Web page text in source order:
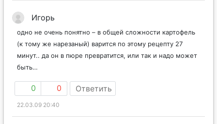
Игорь
одно не очень понятно – в общей сложности картофель
(к тому же нарезаный) варится по этому рецепту 27
минут.. да он в пюре превратится, или так и надо может
быть…
0 0 Ответить
22.03.09 20:40